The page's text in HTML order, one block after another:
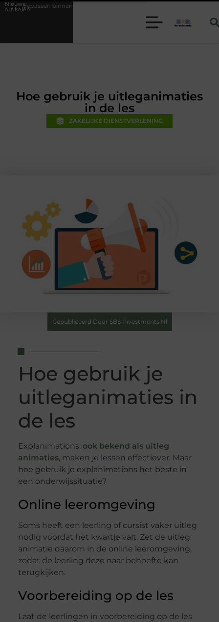
Nieuwe
artikelenmoderne folie techniek
Hoe gebruik je uitleganimaties
in de les
ZAKELIJKE DIENSTVERLENING
Gepubliceerd Door SBS Investments.nl
Hoe gebruik je
uitleganimaties in
de les
Explanimations, ook bekend als uitleg
animaties, maken je lessen effectiever. Maar
hoe gebruik je explanimations het beste in
een onderwijssituatie?
Online leeromgeving
Soms heeft een leerling of cursist vaker uitleg
nodig voordat het kwartje valt. Zet de uitleg
animatie daarom in de online leeromgeving,
zodat de leerling deze naar behoefte kan
terugkijken.
Voorbereiding op de les
Laat de leerlingen in voorbereiding op de les